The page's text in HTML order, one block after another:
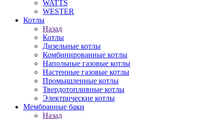
WATTS
WESTER
Котлы
Назад
Котлы
Дизельные котлы
Комбинированные котлы
Напольные газовые котлы
Настенные газовые котлы
Промышленные котлы
Твердотопливные котлы
Электрические котлы
Мембранные баки
Назад